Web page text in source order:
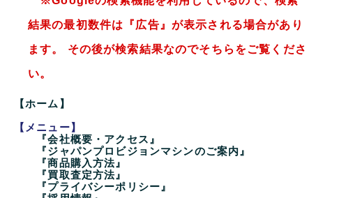
結果の最初数件は『広告』が表示される場合があり
ます。 その後が検索結果なのでそちらをご覧くださ
い。
【ホーム】
【メニュー】
『会社概要・アクセス』
『ジャパンプロビジョンマシンのご案内』
『商品購入方法』
『買取査定方法』
『プライバシーポリシー』